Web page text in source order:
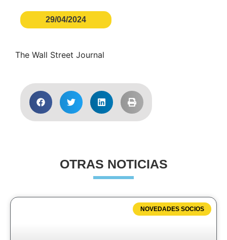
29/04/2024
The Wall Street Journal
OTRAS NOTICIAS
NOVEDADES SOCIOS